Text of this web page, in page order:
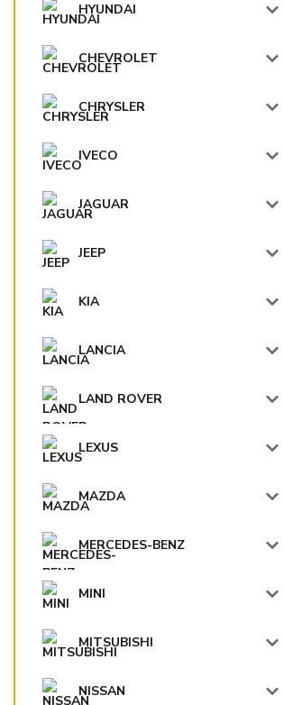
HYUNDAI
CHEVROLET
CHRYSLER
IVECO
JAGUAR
JEEP
KIA
LANCIA
LAND ROVER
LEXUS
MAZDA
MERCEDES-BENZ
MINI
MITSUBISHI
NISSAN